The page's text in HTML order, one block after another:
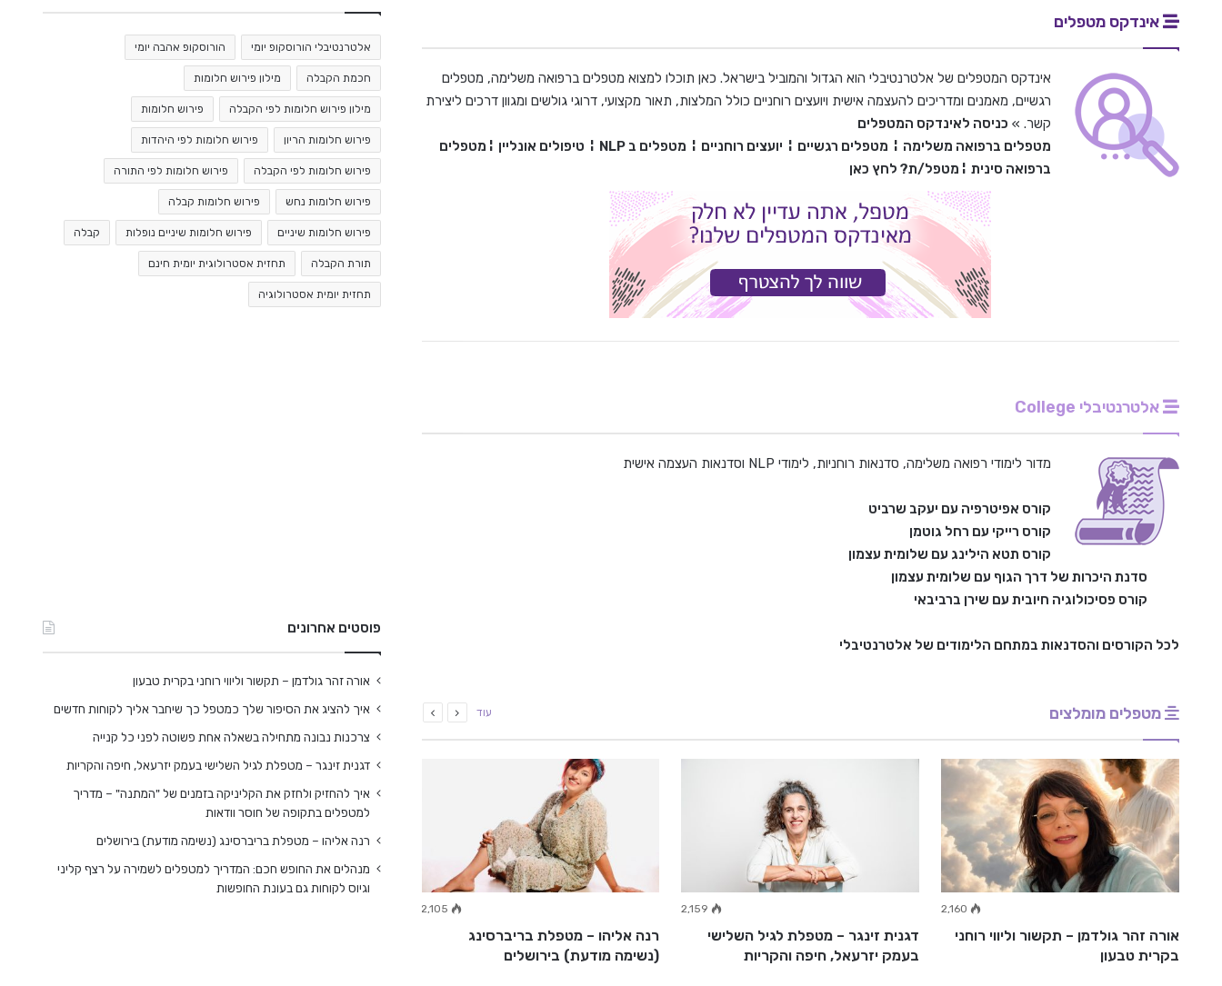
אינדקס מטפלים
אינדקס המטפלים של אלטרנטיבלי הוא הגדול והמוביל בישראל. כאן תוכלו למצוא מטפלים ברפואה משלימה, מטפלים
רגשיים, מאמנים ומדריכים להעצמה אישית ויועצים רוחניים כולל המלצות, תאור מקצועי, דרוגי גולשים ומגוון דרכים ליצירת
קשר. » כניסה לאינדקס המטפלים
מטפלים ברפואה משלימה ¦ מטפלים רגשיים ¦ יועצים רוחניים ¦ מטפלים בNLP
¦ טיפולים אונליין ¦ מטפלים
ברפואה סינית ¦ מטפל/ת? לחץ כאן
אלטרנטיבלי College
מדור לימודי רפואה משלימה, סדנאות רוחניות, לימודי NLP וסדנאות העצמה אישית
קורס אפיטרפיה עם יעקב שרביט
קורס רייקי עם רחל גוטמן
קורס תטא הילינג עם שלומית עצמון
סדנת היכרות של דרך הגוף עם שלומית עצמון
קורס פסיכולוגיה חיובית עם שירן ברביבאי
לכל הקורסים והסדנאות במתחם הלימודים של אלטרנטיבלי
מטפלים מומלצים עוד
2,160
אורה זהר גולדמן – תקשור וליווי רוחני
בקרית טבעון
2,159
דגנית זינגר – מטפלת לגיל השלישי
בעמק יזרעאל, חיפה והקריות
2,105
רנה אליהו – מטפלת בריברסינג
(נשימה מודעת) בירושלים
אלטרנטיבלי הורוסקופ יומי הורוסקופ אהבה יומי
חכמת הקבלה מילון פירוש חלומות
מילון פירוש חלומות לפי הקבלה פירוש חלומות
פירוש חלומות הריון פירוש חלומות לפי היהדות
פירוש חלומות לפי הקבלה פירוש חלומות לפי התורה
פירוש חלומות נחש פירוש חלומות קבלה
פירוש חלומות שיניים פירוש חלומות שיניים נופלות קבלה
תורת הקבלה תחזית אסטרולוגית יומית חינם
תחזית יומית אסטרולוגיה
פוסטים אחרונים
אורה זהר גולדמן – תקשור וליווי רוחני בקרית טבעון
איך להציג את הסיפור שלך כמטפל כך שיחבר אליך לקוחות חדשים
צרכנות נבונה מתחילה בשאלה אחת פשוטה לפני כל קנייה
דגנית זינגר – מטפלת לגיל השלישי בעמק יזרעאל, חיפה והקריות
איך להחזיק ולחזק את הקליניקה בזמנים של "המתנה" – מדריך
למטפלים בתקופה של חוסר וודאות
רנה אליהו – מטפלת בריברסינג (נשימה מודעת) בירושלים
מנהלים את החופש חכם: המדריך למטפלים לשמירה על רצף קליני
וגיוס לקוחות גם בעונת החופשות